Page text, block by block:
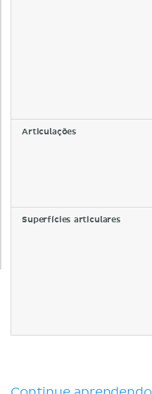
Articulações
Superfícies articulares